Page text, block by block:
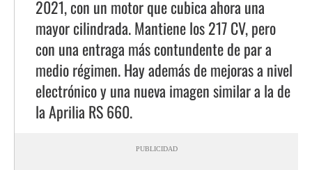
2021, con un motor que cubica ahora una
mayor cilindrada. Mantiene los 217 CV, pero
con una entraga más contundente de par a
medio régimen. Hay además de mejoras a nivel
electrónico y una nueva imagen similar a la de
la Aprilia RS 660.
PUBLICIDAD